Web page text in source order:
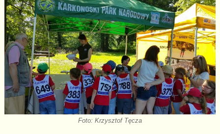
Foto: Krzysztof Tęcza